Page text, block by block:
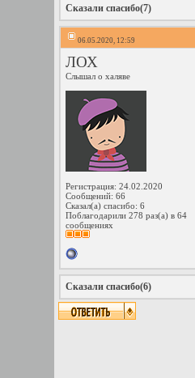
Сказали спасибо(7)
06.05.2020, 12:59
ЛОХ
Слышал о халяве
Регистрация: 24.02.2020
Сообщений: 66
Сказал(а) спасибо: 6
Поблагодарили 278 раз(а) в 64
сообщениях
Сказали спасибо(6)